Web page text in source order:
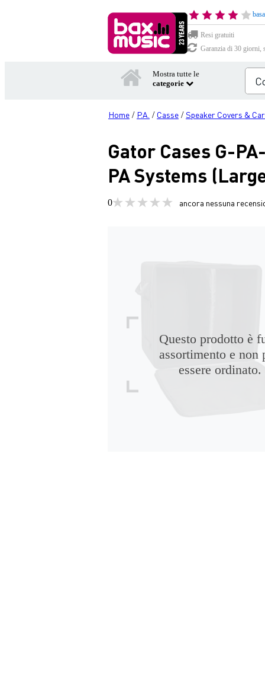
Resi gratuiti
Garanzia di 30 giorni,
Mostra tutte le
categorie
Home / P.A. / Casse /Speaker Covers &
Gator Cases G-
PA Systems
0 ancora nessuna
Questo prodotto è
assortimento e non
essere ordinato.